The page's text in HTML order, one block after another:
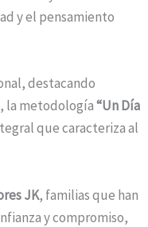
y el pensamiento
destacando
la metodología“Un Día
que caracteriza al
JK, familias que han
y compromiso,